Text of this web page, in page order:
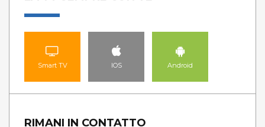
Smart TV IOS Android
RIMANI IN CONTATTO